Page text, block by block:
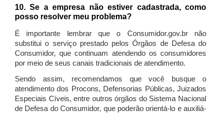
10. Se a empresa não estiver cadastrada, como
posso resolver meu problema?
É importante lembrar que o Consumidor.gov.br não
substitui o serviço prestado pelos Órgãos de Defesa do
Consumidor, que continuam atendendo os consumidores
por meio de seus canais tradicionais de atendimento.
Sendo assim, recomendamos que você busque o
atendimento dos Procons, Defensorias Públicas, Juizados
Especiais Cíveis, entre outros órgãos do Sistema Nacional
de Defesa do Consumidor, que poderão orientá-lo e auxiliá-